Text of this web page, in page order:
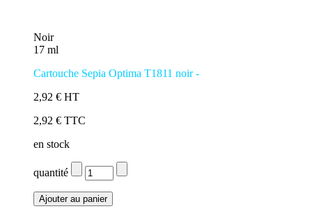
Noir
17 ml
Cartouche Sepia Optima T1811 noir -
2,92 € HT
2,92 € TTC
en stock
quantité